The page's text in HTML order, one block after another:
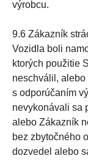
výrobcu.
9.6 Zákazník
Vozidla boli
ktorých použitie
neschválil,
s odporúčaním
nevykonávali sa
alebo Zákazník
bez zbytočného
dozvedel alebo